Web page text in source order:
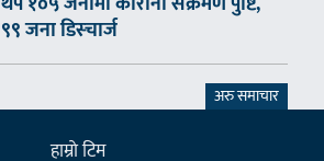
९९ जना डिस्चार्ज
अरु समाचार
हाम्राे टिम